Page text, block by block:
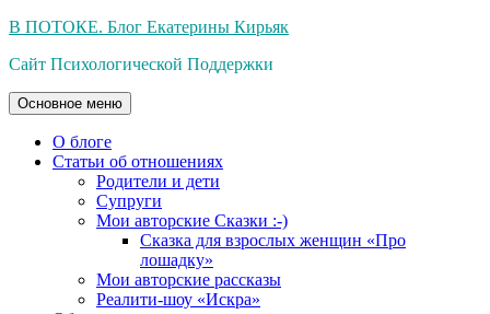
Перейти
содержимому
В ПОТОКЕ. Блог Екатерины Кирьяк
Сайт Психологической Поддержки
Основное меню
О блоге
Статьи об отношениях
Родители и дети
Супруги
Мои авторские Сказки :-)
Сказка для взрослых женщин «Про
лошадку»
Мои авторские рассказы
Реалити-шоу «Искра»